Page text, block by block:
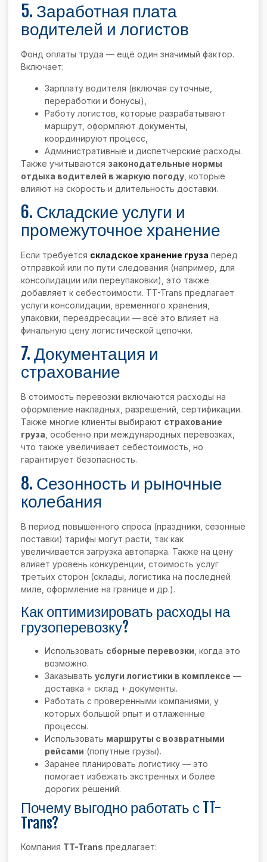
5. Заработная плата
водителей и логистов
Фонд оплаты труда — ещё один значимый фактор.
Включает:
Зарплату водителя (включая суточные,
переработки и бонусы),
Работу логистов, которые разрабатывают
маршрут, оформляют документы,
координируют процесс,
Административные и диспетчерские расходы.
Также учитываются законодательные нормы
отдыха водителей в жаркую погоду , которые
влияют на скорость и длительность доставки.
6. Складские услуги и
промежуточное хранение
Если требуется складское хранение груза перед
отправкой или по пути следования (например, для
консолидации или переупаковки), это также
добавляет к себестоимости. TT-Trans предлагает
услуги консолидации, временного хранения,
упаковки, переадресации — всё это влияет на
финальную цену логистической цепочки.
7. Документация и
страхование
В стоимость перевозки включаются расходы на
оформление накладных, разрешений, сертификации.
Также многие клиенты выбирают страхование
груза , особенно при международных перевозках,
что также увеличивает себестоимость, но
гарантирует безопасность.
8. Сезонность и рыночные
колебания
В период повышенного спроса (праздники, сезонные
поставки) тарифы могут расти, так как
увеличивается загрузка автопарка. Также на цену
влияет уровень конкуренции, стоимость услуг
третьих сторон (склады, логистика на последней
миле, оформление на границе и др.).
Как оптимизировать расходы на
грузоперевозку?
Использовать сборные перевозки , когда это
возможно.
Заказывать услуги логистики в комплексе —
доставка + склад + документы.
Работать с проверенными компаниями, у
которых большой опыт и отлаженные
процессы.
Использовать маршруты с возвратными
рейсами (попутные грузы).
Заранее планировать логистику — это
помогает избежать экстренных и более
дорогих решений.
Почему выгодно работать с TT-
Trans?
Компания TT-Trans предлагает: